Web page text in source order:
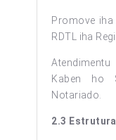
Promove
RDTL iha
Kaben ho
Notariado.
2.3